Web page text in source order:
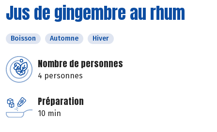
Jus de gingembre au rhum
Boisson Automne Hiver
Nombre de personnes
4 personnes
Préparation
10 min